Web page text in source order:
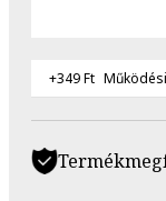
+349 Ft